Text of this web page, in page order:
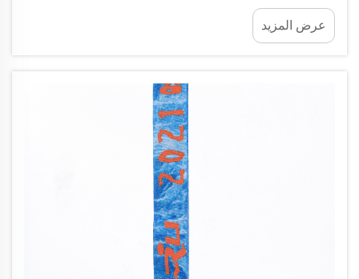
السباق. ويأخذ الجريّون المعاصرون اليوم بعين الاعتبار بشكل متزايد
تصميم الميدالية وجودتها وتميُّزها...
عرض المزيد